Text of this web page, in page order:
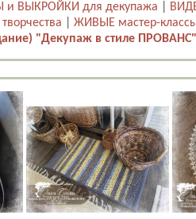
ВЫКРОЙКИ для декупажа
ЖИВЫЕ мастер-
"Декупаж в стиле ПРОВАНС"